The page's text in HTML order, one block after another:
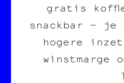
gratis
snackbar – je
hogere
winstmarge